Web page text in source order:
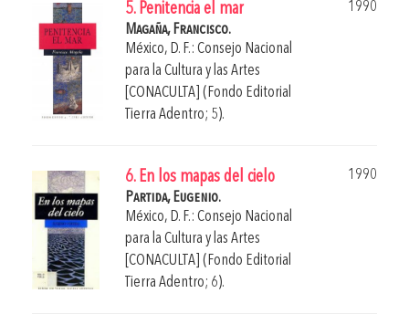
5. Penitencia el mar
1990
Magaña, Francisco.
México, D. F.: Consejo Nacional
para la Cultura y las Artes
[CONACULTA] (Fondo Editorial
Tierra Adentro; 5).
6. En los mapas del cielo
1990
Partida, Eugenio.
México, D. F.: Consejo Nacional
para la Cultura y las Artes
[CONACULTA] (Fondo Editorial
Tierra Adentro; 6).